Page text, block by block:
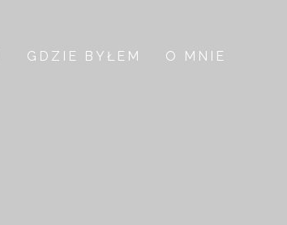
GDZIE BYŁEM O MNIE